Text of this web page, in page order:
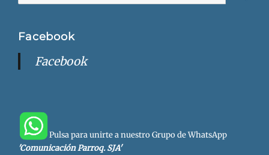
Facebook
Facebook
Pulsa para unirte a nuestro Grupo de WhatsApp
'Comunicación Parroq. SJA'